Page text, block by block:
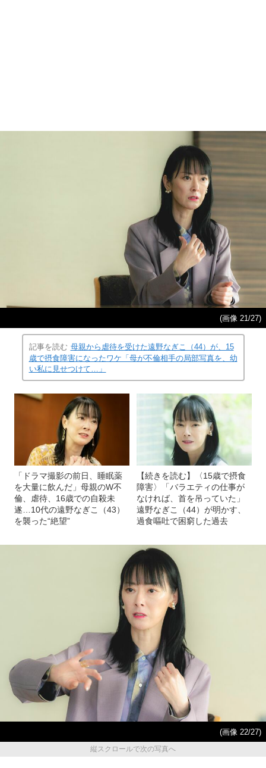
(画像 21/27)
記事を読む 母親から虐待を受けた遠野なぎこ（44）が、15
歳で摂食障害になったワケ「母が不倫相手の局部写真を、幼
い私に見せつけて…」
「ドラマ撮影の前日、睡眠薬
を大量に飲んだ」母親のW不
倫、虐待、16歳での自殺未
遂…10代の遠野なぎこ（43）
を襲った“絶望”
【続きを読む】〈15歳で摂食
障害〉「バラエティの仕事が
なければ、首を吊っていた」
遠野なぎこ（44）が明かす、
過食嘔吐で困窮した過去
(画像 22/27)
縦スクロールで次の写真へ